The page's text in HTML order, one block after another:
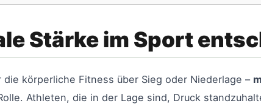
Stärke im Sport
körperliche Fitness über Sieg oder Niederlage –
Athleten, die in der Lage sind, Druck